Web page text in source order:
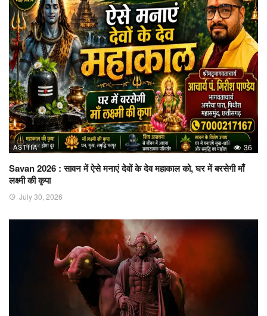
ASTHA 36
Savan 2026 : सावन में ऐसे मनाएं देवों के देव महाकाल को, घर में बरसेगी माँ
लक्ष्मी की कृपा
July 30, 2026